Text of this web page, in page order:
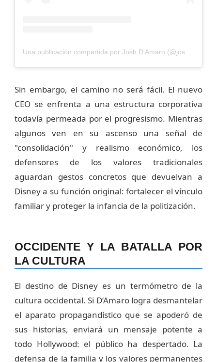
Sin embargo, el camino no será fácil. El nuevo
CEO se enfrenta a una estructura corporativa
todavía permeada por el progresismo. Mientras
algunos ven en su ascenso una señal de
"consolidación" y realismo económico, los
defensores de los valores tradicionales
aguardan gestos concretos que devuelvan a
Disney a su función original: fortalecer el vínculo
familiar y proteger la infancia de la politización.
OCCIDENTE Y LA BATALLA POR
LA CULTURA
El destino de Disney es un termómetro de la
cultura occidental. Si D’Amaro logra desmantelar
el aparato propagandístico que se apoderó de
sus historias, enviará un mensaje potente a
todo Hollywood: el público ha despertado. La
defensa de la familia y los valores permanentes